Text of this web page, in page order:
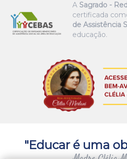
A Sagrado -
certificada
de Assistência
educação.
"Educar é uma